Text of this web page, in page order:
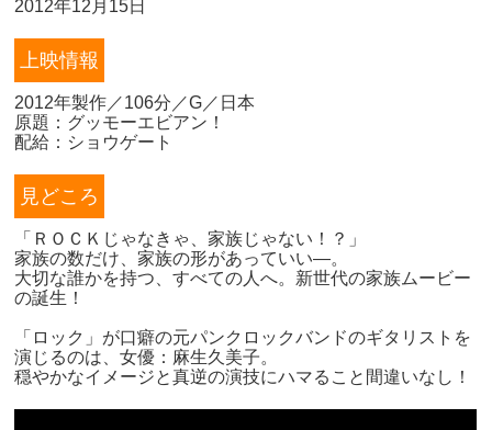
2012年12月15日
上映情報
2012年製作／106分／G／日本
原題：グッモーエビアン！
配給：ショウゲート
見どころ
「ＲＯＣＫじゃなきゃ、家族じゃない！？」
家族の数だけ、家族の形があっていい―。
大切な誰かを持つ、すべての人へ。新世代の家族ムービー
の誕生！
「ロック」が口癖の元パンクロックバンドのギタリストを
演じるのは、女優：麻生久美子。
穏やかなイメージと真逆の演技にハマること間違いなし！